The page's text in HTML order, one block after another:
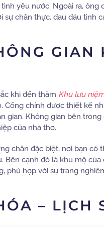
yêu nước. Ngoài ra,
sự chân thực, đau đáu tình
GIAN
khi đến thăm Khu lưu
Cổng chính được thiết kế
gian. Không gian bên
của nhà thơ.
chân đặc biệt, nơi bạn
Bên cạnh đó là khu mộ
phù hợp với sự trang
– LỊCH